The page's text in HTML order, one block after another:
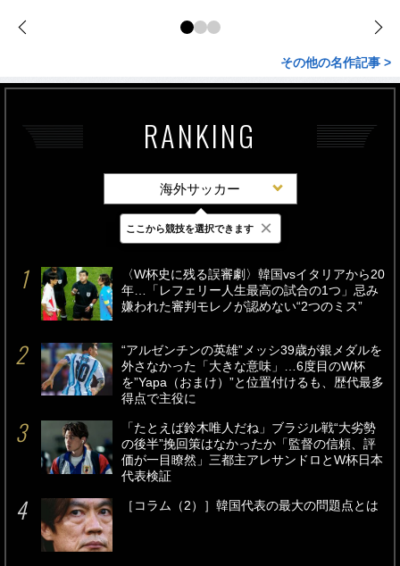
その他の名作記事 >
RANKING
海外サッカー
最新 24時間 週間
〈W杯史に残る誤審劇〉韓国vsイタリアから20
年…「レフェリー人生最高の試合の1つ」忌み
嫌われた審判モレノが認めない“2つのミス”
“アルゼンチンの英雄”メッシ39歳が銀メダルを
外さなかった「大きな意味」…6度目のW杯
を”Yapa（おまけ）”と位置付けるも、歴代最多
得点で主役に
「たとえば鈴木唯人だね」ブラジル戦“大劣勢
の後半”挽回策はなかったか「監督の信頼、評
価が一目瞭然」三都主アレサンドロとW杯日本
代表検証
［コラム（2）］韓国代表の最大の問題点とは
ここから競技を選択できます ×